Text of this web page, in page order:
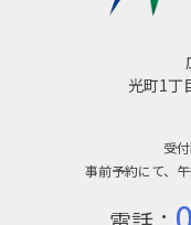
光町1
受
事前予約にて、